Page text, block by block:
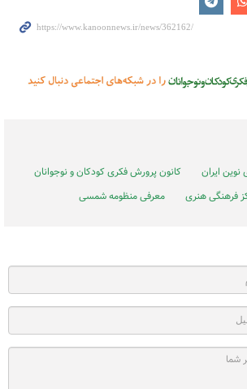
نوین ایران
کانون پرورش فکری کودکان و نوجوانان
فرهنگی هنری معرفی منظومه شمسی